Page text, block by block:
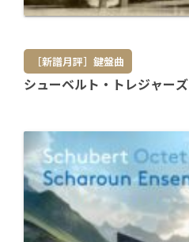
［新譜月評］鍵盤曲
シューベルト・トレジャーズ